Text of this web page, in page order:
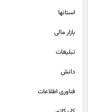
استانها
بازار مالی
تبلیغات
دانش
فناوری اطلاعات